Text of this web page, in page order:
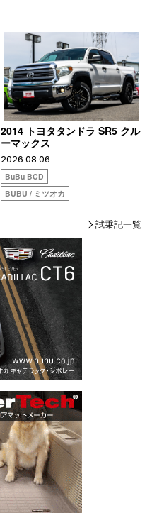
2014 トヨタタンドラ SR5 クル
ーマックス
2026.08.06
BuBu BCD
BUBU / ミツオカ
試乗記一覧